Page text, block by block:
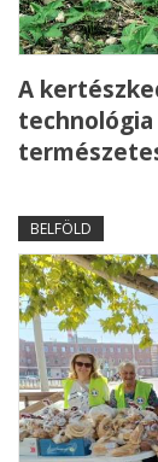
A
technológia
BELFÖLD